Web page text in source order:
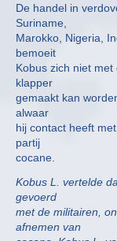
De handel in
Suriname,
Marokko, Nigeria,
bemoeit
Kobus zich niet
klapper
gemaakt kan
alwaar
hij contact heeft
partij
cocane.
Kobus L. vertelde
gevoerd
met de militairen,
afnemen van